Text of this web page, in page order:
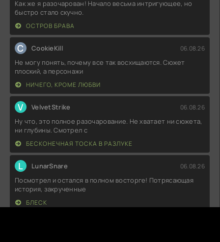
Как же я разочарован! Начало весьма интригующее, но
быстро стало скучно.
ОСТРОВ БРАВА
C CookieKill 06.08.26
Не могу понять, почему все так восхищаются. Сюжет
плоский, а персонажи
НИЧЕГО, КРОМЕ ЛЮБВИ
V VelvetStrike 06.08.26
Ну что, это полное разочарование. Не хватает ни сюжета,
ни глубины. Смотрел с
БЕСКОНЕЧНАЯ ТОСКА В РАЗЛУКЕ
L LunarSnare 06.08.26
Посмотрел и остался в полном восторге! Потрясающая
история, закрученные
БЛЕСК